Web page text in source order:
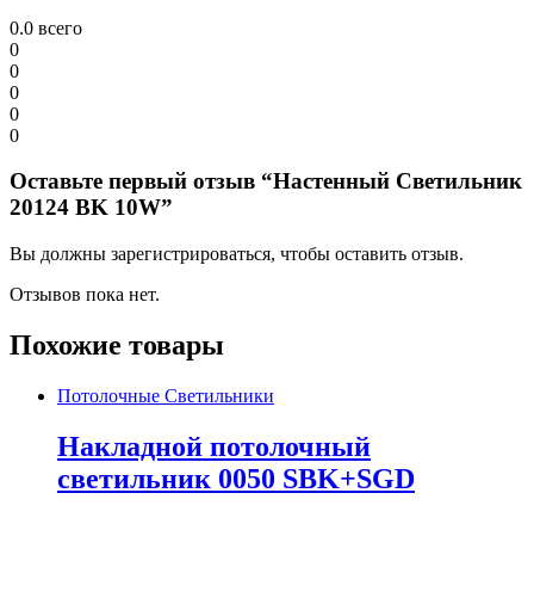
0.0 всего
0
0
0
0
0
Оставьте первый отзыв “Настенный Светильник
20124 BK 10W”
Вы должны зарегистрироваться, чтобы оставить отзыв.
Отзывов пока нет.
Похожие товары
Потолочные Светильники
Накладной потолочный
светильник 0050 SBK+SGD